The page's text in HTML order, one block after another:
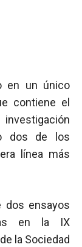
en un único
contiene el
dos de los
línea más
dos ensayos
en la IX
de la Sociedad